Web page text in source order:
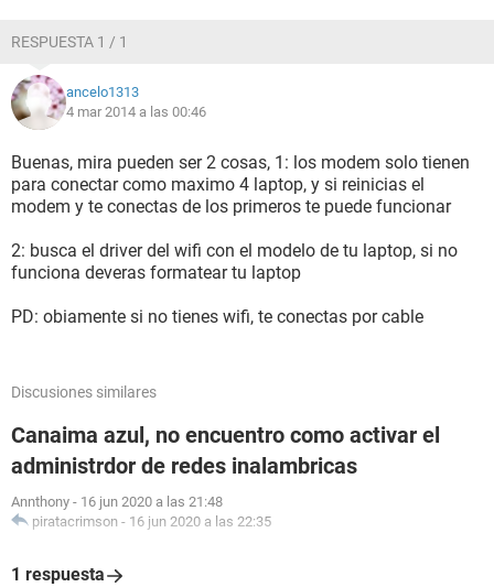
RESPUESTA 1 / 1
ancelo1313
4 mar 2014 a las 00:46
Buenas, mira pueden ser 2 cosas, 1: los modem solo tienen
para conectar como maximo 4 laptop, y si reinicias el
modem y te conectas de los primeros te puede funcionar
2: busca el driver del wifi con el modelo de tu laptop, si no
funciona deveras formatear tu laptop
PD: obiamente si no tienes wifi, te conectas por cable
Discusiones similares
Canaima azul, no encuentro como activar el
administrdor de redes inalambricas
Annthony - 16 jun 2020 a las 21:48
piratacrimson - 16 jun 2020 a las 22:35
1 respuesta